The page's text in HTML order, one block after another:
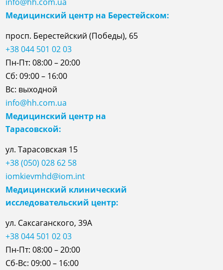
Медицинский центр на Берестейском:
просп. Берестейский (Победы), 65
+38 044 501 02 03
Пн-Пт: 08:00 – 20:00
Сб: 09:00 – 16:00
Вс: выходной
info@hh.com.ua
Медицинский центр на
Тарасовской:
ул.Тарасовская 15
+38 (050) 028 62 58
iomkievmhd@iom.int
Медицинский клинический
исследовательский центр:
ул. Саксаганского, 39А
+38 044 501 02 03
Пн-Пт: 08:00 – 20:00
Сб-Вс: 09:00 – 16:00